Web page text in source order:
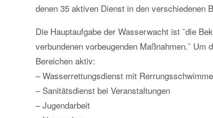
denen 35 aktiven Dienst in den verschiedenen
Die Hauptaufgabe der Wasserwacht ist ¨die
verbundenen vorbeugenden Maßnahmen.¨
Bereichen aktiv:
– Wasserrettungsdienst mit
– Sanitätsdienst bei Veranstaltungen
– Jugendarbeit